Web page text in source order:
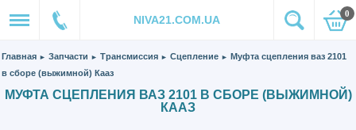
NIVA21.COM.UA 0
Главная ► Запчасти ► Трансмиссия ► Сцепление ► Муфта сцепления ваз 2101
в сборе (выжимной) Кааз
МУФТА СЦЕПЛЕНИЯ ВАЗ 2101 В СБОРЕ (ВЫЖИМНОЙ)
КААЗ